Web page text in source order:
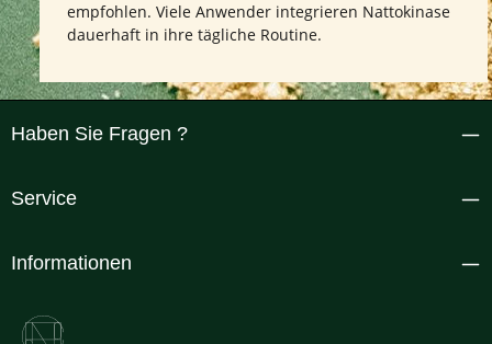
empfohlen. Viele Anwender integrieren Nattokinase
dauerhaft in ihre tägliche Routine.
Haben Sie Fragen ?
Service
Informationen